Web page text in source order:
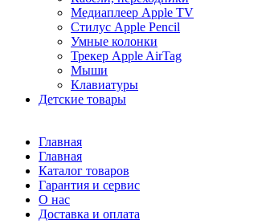
Медиаплеер Apple TV
Стилус Apple Pencil
Умные колонки
Трекер Apple AirTag
Мыши
Клавиатуры
Детские товары
Главная
Главная
Каталог товаров
Гарантия и сервис
О нас
Доставка и оплата